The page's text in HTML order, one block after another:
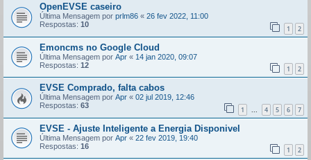
OpenEVSE caseiro
Última Mensagem por prlm86 « 26 fev 2022, 11:00
Respostas: 10 1 2
Emoncms no Google Cloud
Última Mensagem por Apr « 14 jan 2020, 09:07
Respostas: 12 1 2
EVSE Comprado, falta cabos
Última Mensagem por Apr « 02 jul 2019, 12:46
Respostas: 63 1 ... 4 5 6 7
EVSE - Ajuste Inteligente a Energia Disponivel
Última Mensagem por Apr « 22 fev 2019, 19:40
Respostas: 16 1 2